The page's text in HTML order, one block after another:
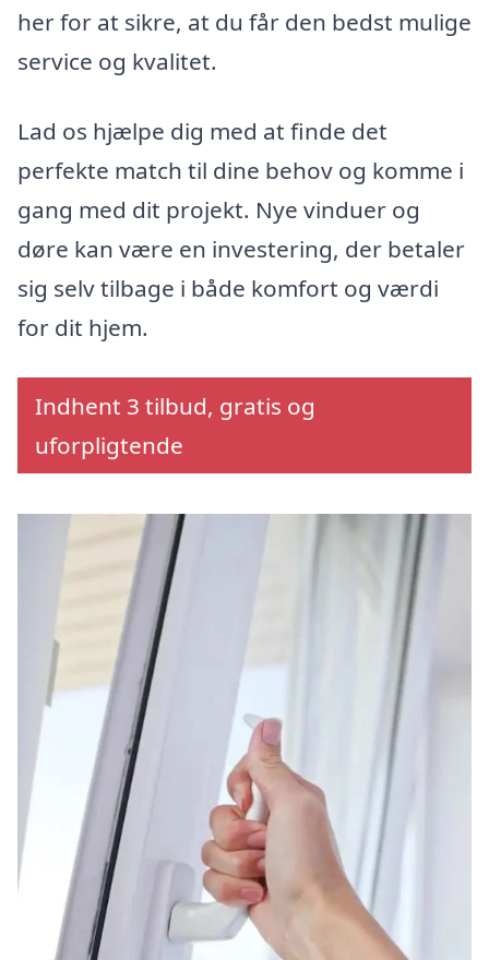
her for at sikre, at du får den bedst mulige
service og kvalitet.
Lad os hjælpe dig med at finde det
perfekte match til dine behov og komme i
gang med dit projekt. Nye vinduer og
døre kan være en investering, der betaler
sig selv tilbage i både komfort og værdi
for dit hjem.
Indhent 3 tilbud, gratis og
uforpligtende